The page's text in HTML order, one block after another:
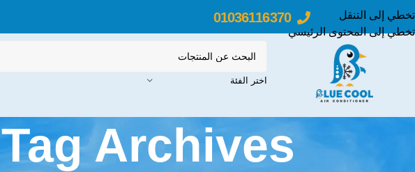
تخطي إلى التنقل
تخطي إلى المحتوى الرئيسي
01036116370
اختر الفئة
Tag Archives: تكييف 2.25 حصان